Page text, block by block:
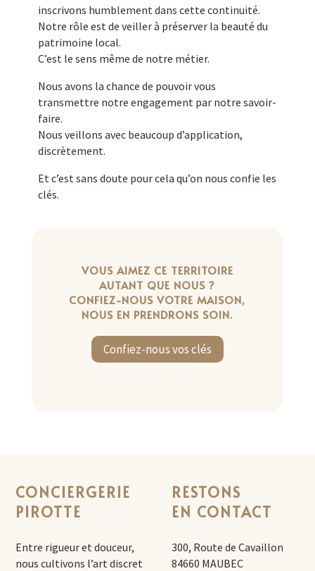
inscrivons humblement dans cette continuité.
Notre rôle est de veiller à préserver la beauté du
patrimoine local.
C’est le sens même de notre métier.
Nous avons la chance de pouvoir vous
transmettre notre engagement par notre savoir-
faire.
Nous veillons avec beaucoup d’application,
discrètement.
Et c’est sans doute pour cela qu’on nous confie les
clés.
VOUS AIMEZ CE TERRITOIRE
AUTANT QUE NOUS ?
CONFIEZ-NOUS VOTRE MAISON,
NOUS EN PRENDRONS SOIN.
Confiez-nous vos clés
CONCIERGERIE
PIROTTE
Entre rigueur et douceur,
nous cultivons l’art discret
RESTONS
EN CONTACT
300, Route de Cavaillon
84660 MAUBEC